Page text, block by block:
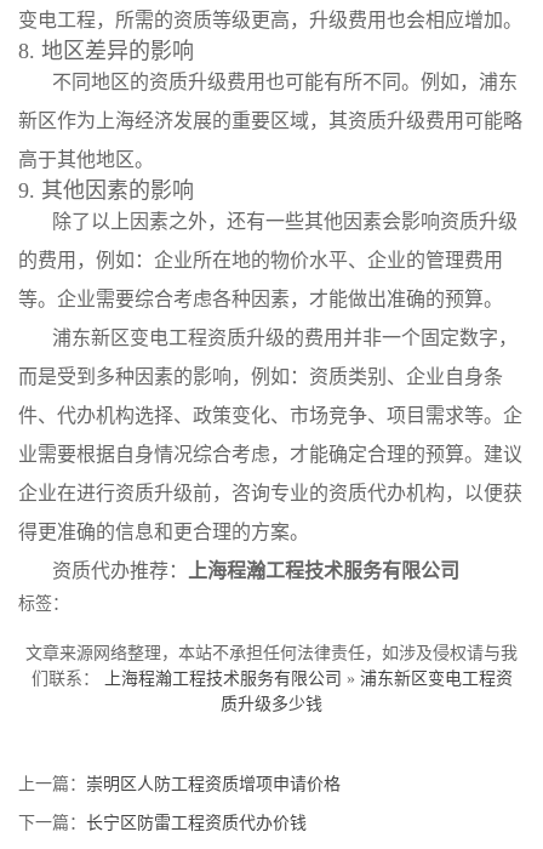
变电工程，所需的资质等级更高，升级费用也会相应增加。
8. 地区差异的影响
不同地区的资质升级费用也可能有所不同。例如，浦东
新区作为上海经济发展的重要区域，其资质升级费用可能略
高于其他地区。
9. 其他因素的影响
除了以上因素之外，还有一些其他因素会影响资质升级
的费用，例如：企业所在地的物价水平、企业的管理费用
等。企业需要综合考虑各种因素，才能做出准确的预算。
浦东新区变电工程资质升级的费用并非一个固定数字，
而是受到多种因素的影响，例如：资质类别、企业自身条
件、代办机构选择、政策变化、市场竞争、项目需求等。企
业需要根据自身情况综合考虑，才能确定合理的预算。建议
企业在进行资质升级前，咨询专业的资质代办机构，以便获
得更准确的信息和更合理的方案。
资质代办推荐：
上海程瀚工程技术服务有限公司
标签：
文章来源网络整理，本站不承担任何法律责任，如涉及侵权请与我
们联系：
上海程瀚工程技术服务有限公司 » 浦东新区变电工程资
质升级多少钱
上一篇： 崇明区人防工程资质增项申请价格
下一篇： 长宁区防雷工程资质代办价钱